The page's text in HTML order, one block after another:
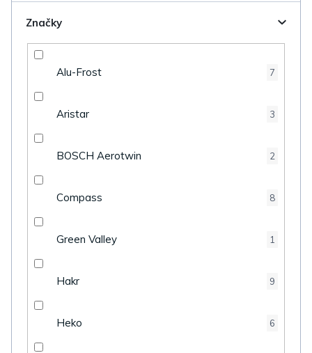
Značky
Alu-Frost 7
Aristar 3
BOSCH Aerotwin 2
Compass 8
Green Valley 1
Hakr 9
Heko 6